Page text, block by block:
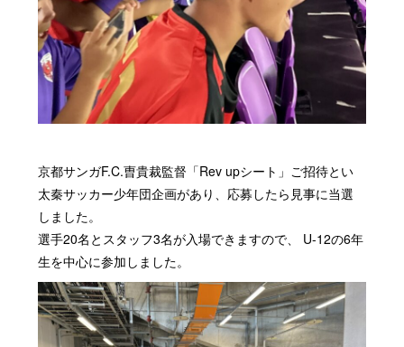
京都サンガF.C.曺貴裁監督「Rev upシート」ご招待とい
太秦サッカー少年団企画があり、応募したら見事に当選
しました。
選手20名とスタッフ3名が入場できますので、 U-12の6年
生を中心に参加しました。